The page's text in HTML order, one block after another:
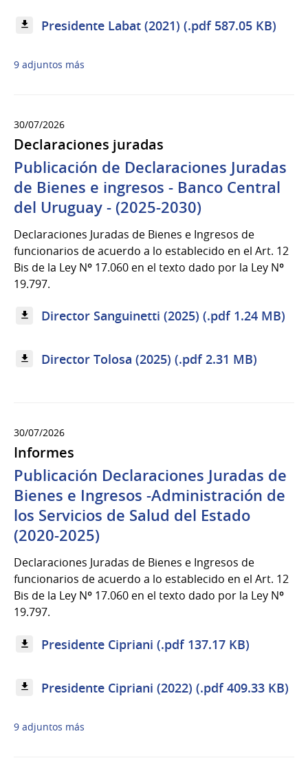
Presidente Labat (2021) (.pdf 587.05 KB)
9 adjuntos más
30/07/2026
Declaraciones juradas
Publicación de Declaraciones Juradas
de Bienes e ingresos - Banco Central
del Uruguay - (2025-2030)
Declaraciones Juradas de Bienes e Ingresos de
funcionarios de acuerdo a lo establecido en el Art. 12
Bis de la Ley Nº 17.060 en el texto dado por la Ley Nº
19.797.
Director Sanguinetti (2025) (.pdf 1.24 MB)
Director Tolosa (2025) (.pdf 2.31 MB)
30/07/2026
Informes
Publicación Declaraciones Juradas de
Bienes e Ingresos -Administración de
los Servicios de Salud del Estado
(2020-2025)
Declaraciones Juradas de Bienes e Ingresos de
funcionarios de acuerdo a lo establecido en el Art. 12
Bis de la Ley Nº 17.060 en el texto dado por la Ley Nº
19.797.
Presidente Cipriani (.pdf 137.17 KB)
Presidente Cipriani (2022) (.pdf 409.33 KB)
9 adjuntos más